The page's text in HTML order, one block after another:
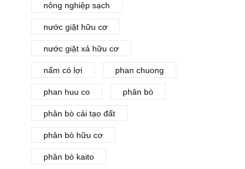
nông nghiệp sạch
nước giặt hữu cơ
nước giặt xả hữu cơ
nấm có lợi phan chuong
phan huu co phân bò
phân bò cải tạo đất
phân bò hữu cơ
phân bò kaito